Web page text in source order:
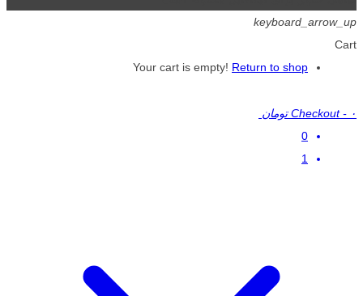
keyboard_arrow_up
Cart
Your cart is empty! Return to shop
Checkout - ۰ تومان
0
1